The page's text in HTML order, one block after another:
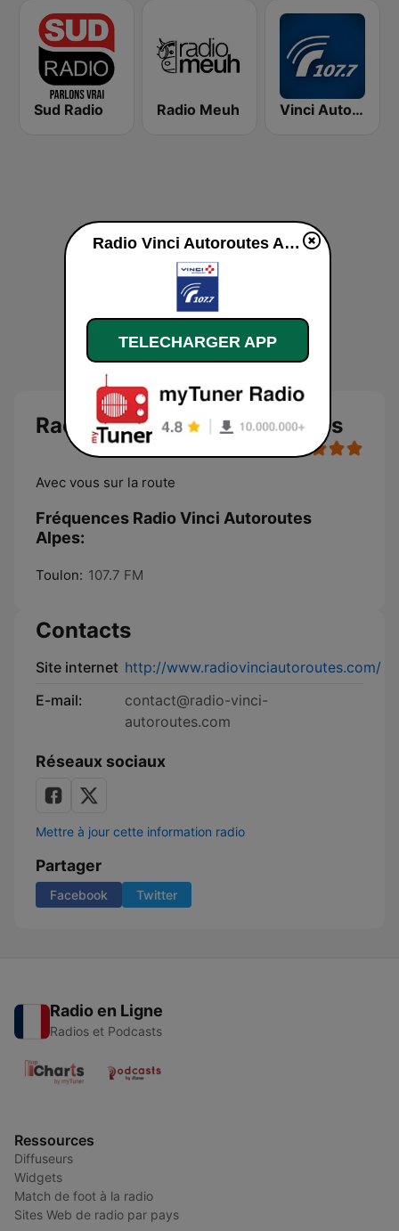
Sud Radio Radio Meuh Vinci Autoroute Languedoc Roussillon
Radio Vinci Autoroutes Alpes
Avec vous sur la route
Fréquences Radio Vinci Autoroutes
Alpes:
Toulon: 107.7 FM
Contacts
Site internet http://www.radiovinciautoroutes.com/
E-mail:
contact@radio-vinci-
autoroutes.com
Réseaux sociaux
Mettre à jour cette information radio
Partager
Facebook Twitter
Radio en Ligne
Radios et Podcasts
Ressources
Diffuseurs
Widgets
Match de foot à la radio
Sites Web de radio par pays
Radio Vinci Autoroutes Alpes en ligne
TELECHARGER APP